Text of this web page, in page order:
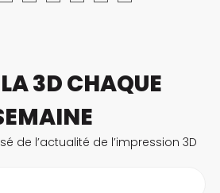
3D CHAQUE
de l’actualité de l’impression 3D